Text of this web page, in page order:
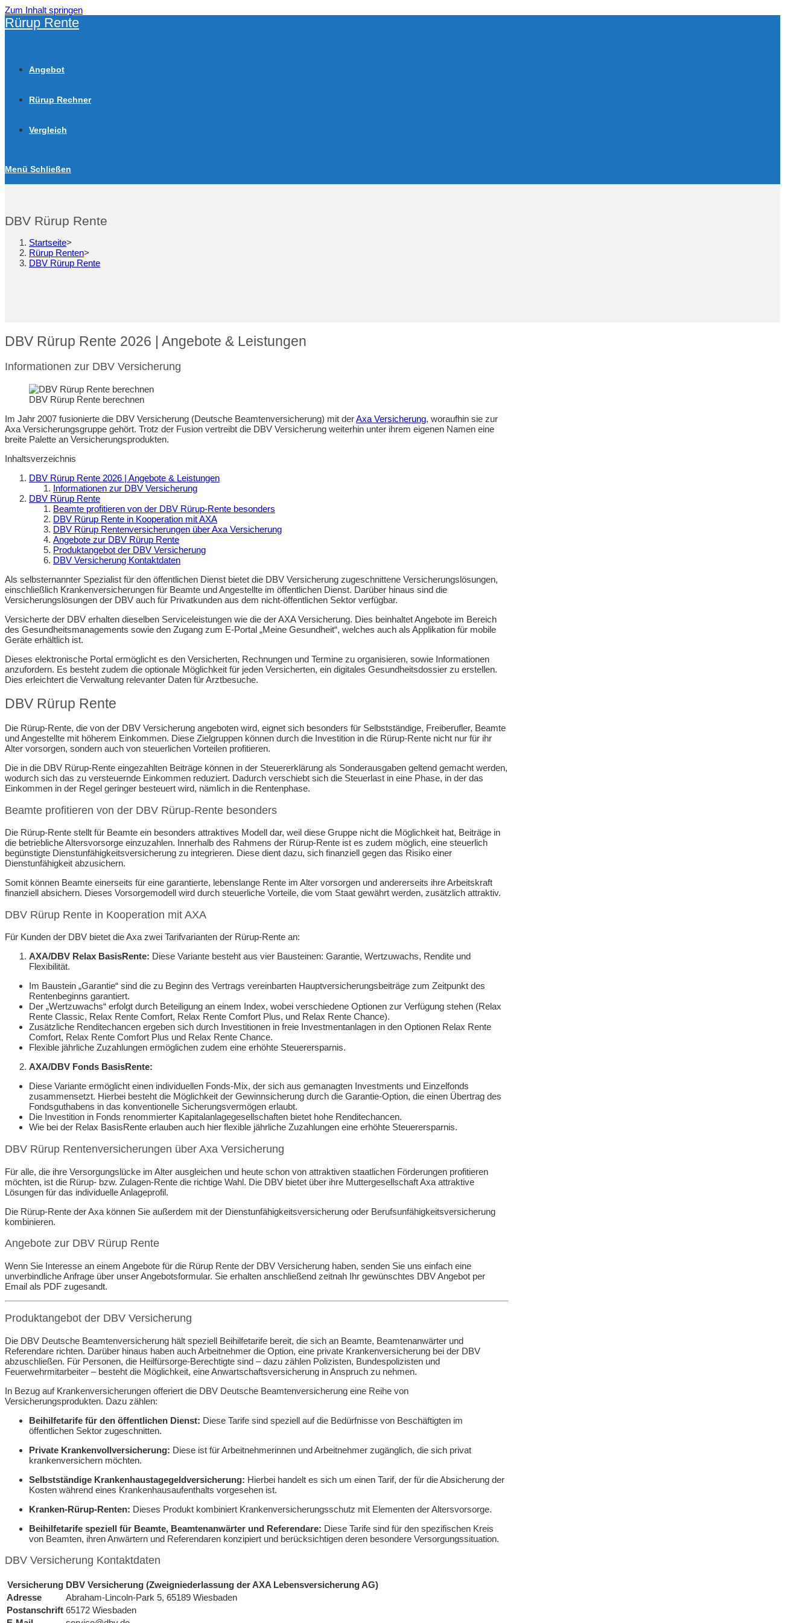
Zum Inhalt springen
Rürup Rente
Angebot
Rürup Rechner
Vergleich
Menü Schließen
DBV Rürup Rente
Startseite>
Rürup Renten>
DBV Rürup Rente
DBV Rürup Rente 2026 | Angebote & Leistungen
Informationen zur DBV Versicherung
DBV Rürup Rente berechnen
Im Jahr 2007 fusionierte die DBV Versicherung (Deutsche Beamtenversicherung) mit derAxa Versicherung, woraufhin sie zur
Axa Versicherungsgruppe gehört. Trotz der Fusion vertreibt die DBV Versicherung weiterhin unter ihrem eigenen Namen eine
breite Palette an Versicherungsprodukten.
Inhaltsverzeichnis
DBV Rürup Rente 2026 | Angebote & Leistungen
Informationen zur DBV Versicherung
DBV Rürup Rente
Beamte profitieren von der DBV Rürup-Rente besonders
DBV Rürup Rente in Kooperation mit AXA
DBV Rürup Rentenversicherungen über Axa Versicherung
Angebote zur DBV Rürup Rente
Produktangebot der DBV Versicherung
DBV Versicherung Kontaktdaten
Als selbsternannter Spezialist für den öffentlichen Dienst bietet die DBV Versicherung zugeschnittene Versicherungslösungen,
einschließlich Krankenversicherungen für Beamte und Angestellte im öffentlichen Dienst. Darüber hinaus sind die
Versicherungslösungen der DBV auch für Privatkunden aus dem nicht-öffentlichen Sektor verfügbar.
Versicherte der DBV erhalten dieselben Serviceleistungen wie die der AXA Versicherung. Dies beinhaltet Angebote im Bereich
des Gesundheitsmanagements sowie den Zugang zum E-Portal „Meine Gesundheit“, welches auch als Applikation für mobile
Geräte erhältlich ist.
Dieses elektronische Portal ermöglicht es den Versicherten, Rechnungen und Termine zu organisieren, sowie Informationen
anzufordern. Es besteht zudem die optionale Möglichkeit für jeden Versicherten, ein digitales Gesundheitsdossier zu erstellen.
Dies erleichtert die Verwaltung relevanter Daten für Arztbesuche.
DBV Rürup Rente
Die Rürup-Rente, die von der DBV Versicherung angeboten wird, eignet sich besonders für Selbstständige, Freiberufler, Beamte
und Angestellte mit höherem Einkommen. Diese Zielgruppen können durch die Investition in die Rürup-Rente nicht nur für ihr
Alter vorsorgen, sondern auch von steuerlichen Vorteilen profitieren.
Die in die DBV Rürup-Rente eingezahlten Beiträge können in der Steuererklärung als Sonderausgaben geltend gemacht werden,
wodurch sich das zu versteuernde Einkommen reduziert. Dadurch verschiebt sich die Steuerlast in eine Phase, in der das
Einkommen in der Regel geringer besteuert wird, nämlich in die Rentenphase.
Beamte profitieren von der DBV Rürup-Rente besonders
Die Rürup-Rente stellt für Beamte ein besonders attraktives Modell dar, weil diese Gruppe nicht die Möglichkeit hat, Beiträge in
die betriebliche Altersvorsorge einzuzahlen. Innerhalb des Rahmens der Rürup-Rente ist es zudem möglich, eine steuerlich
begünstigte Dienstunfähigkeitsversicherung zu integrieren. Diese dient dazu, sich finanziell gegen das Risiko einer
Dienstunfähigkeit abzusichern.
Somit können Beamte einerseits für eine garantierte, lebenslange Rente im Alter vorsorgen und andererseits ihre Arbeitskraft
finanziell absichern. Dieses Vorsorgemodell wird durch steuerliche Vorteile, die vom Staat gewährt werden, zusätzlich attraktiv.
DBV Rürup Rente in Kooperation mit AXA
Für Kunden der DBV bietet die Axa zwei Tarifvarianten der Rürup-Rente an:
AXA/DBV Relax BasisRente: Diese Variante besteht aus vier Bausteinen: Garantie, Wertzuwachs, Rendite und
Flexibilität.
Im Baustein „Garantie“ sind die zu Beginn des Vertrags vereinbarten Hauptversicherungsbeiträge zum Zeitpunkt des
Rentenbeginns garantiert.
Der „Wertzuwachs“ erfolgt durch Beteiligung an einem Index, wobei verschiedene Optionen zur Verfügung stehen (Relax
Rente Classic, Relax Rente Comfort, Relax Rente Comfort Plus, und Relax Rente Chance).
Zusätzliche Renditechancen ergeben sich durch Investitionen in freie Investmentanlagen in den Optionen Relax Rente
Comfort, Relax Rente Comfort Plus und Relax Rente Chance.
Flexible jährliche Zuzahlungen ermöglichen zudem eine erhöhte Steuerersparnis.
AXA/DBV Fonds BasisRente:
Diese Variante ermöglicht einen individuellen Fonds-Mix, der sich aus gemanagten Investments und Einzelfonds
zusammensetzt. Hierbei besteht die Möglichkeit der Gewinnsicherung durch die Garantie-Option, die einen Übertrag des
Fondsguthabens in das konventionelle Sicherungsvermögen erlaubt.
Die Investition in Fonds renommierter Kapitalanlagegesellschaften bietet hohe Renditechancen.
Wie bei der Relax BasisRente erlauben auch hier flexible jährliche Zuzahlungen eine erhöhte Steuerersparnis.
DBV Rürup Rentenversicherungen über Axa Versicherung
Für alle, die ihre Versorgungslücke im Alter ausgleichen und heute schon von attraktiven staatlichen Förderungen profitieren
möchten, ist die Rürup- bzw. Zulagen-Rente die richtige Wahl. Die DBV bietet über ihre Muttergesellschaft Axa attraktive
Lösungen für das individuelle Anlageprofil.
Die Rürup-Rente der Axa können Sie außerdem mit der Dienstunfähigkeitsversicherung oder Berufsunfähigkeitsversicherung
kombinieren.
Angebote zur DBV Rürup Rente
Wenn Sie Interesse an einem Angebote für die Rürup Rente der DBV Versicherung haben, senden Sie uns einfach eine
unverbindliche Anfrage über unser Angebotsformular. Sie erhalten anschließend zeitnah Ihr gewünschtes DBV Angebot per
Email als PDF zugesandt.
Produktangebot der DBV Versicherung
Die DBV Deutsche Beamtenversicherung hält speziell Beihilfetarife bereit, die sich an Beamte, Beamtenanwärter und
Referendare richten. Darüber hinaus haben auch Arbeitnehmer die Option, eine private Krankenversicherung bei der DBV
abzuschließen. Für Personen, die Heilfürsorge-Berechtigte sind – dazu zählen Polizisten, Bundespolizisten und
Feuerwehrmitarbeiter – besteht die Möglichkeit, eine Anwartschaftsversicherung in Anspruch zu nehmen.
In Bezug auf Krankenversicherungen offeriert die DBV Deutsche Beamtenversicherung eine Reihe von
Versicherungsprodukten. Dazu zählen:
Beihilfetarife für den öffentlichen Dienst: Diese Tarife sind speziell auf die Bedürfnisse von Beschäftigten im
öffentlichen Sektor zugeschnitten.
Private Krankenvollversicherung: Diese ist für Arbeitnehmerinnen und Arbeitnehmer zugänglich, die sich privat
krankenversichern möchten.
Selbstständige Krankenhaustagegeldversicherung: Hierbei handelt es sich um einen Tarif, der für die Absicherung der
Kosten während eines Krankenhausaufenthalts vorgesehen ist.
Kranken-Rürup-Renten: Dieses Produkt kombiniert Krankenversicherungsschutz mit Elementen der Altersvorsorge.
Beihilfetarife speziell für Beamte, Beamtenanwärter und Referendare: Diese Tarife sind für den spezifischen Kreis
von Beamten, ihren Anwärtern und Referendaren konzipiert und berücksichtigen deren besondere Versorgungssituation.
DBV Versicherung Kontaktdaten
Versicherung DBV Versicherung (Zweigniederlassung der AXA Lebensversicherung AG)
Adresse
Abraham-Lincoln-Park 5, 65189 Wiesbaden
Postanschrift 65172 Wiesbaden